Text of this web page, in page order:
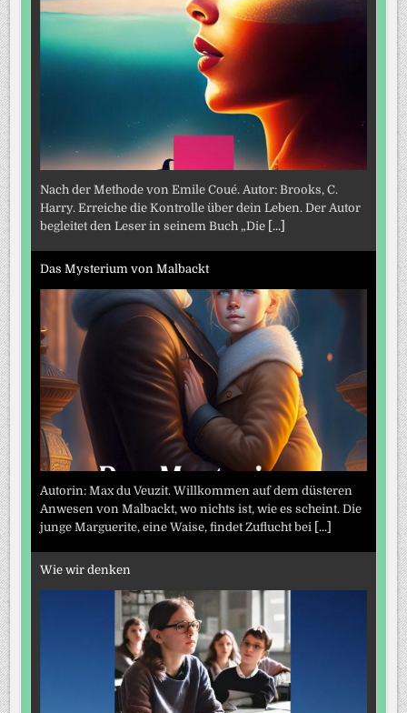
Nach der Methode von Emile Coué. Autor: Brooks, C.
Harry. Erreiche die Kontrolle über dein Leben. Der Autor
begleitet den Leser in seinem Buch „Die [...]
Das Mysterium von Malbackt
Autorin: Max du Veuzit. Willkommen auf dem düsteren
Anwesen von Malbackt, wo nichts ist, wie es scheint. Die
junge Marguerite, eine Waise, findet Zuflucht bei [...]
Wie wir denken